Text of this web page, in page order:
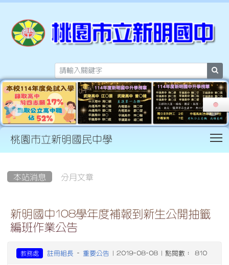
桃園市立新明國民中學
本站消息 分月文章
新明國中108學年度補報到新生公開抽籤
編班作業公告
教務處 註冊組長 - 重要公告 | 2019-08-08 | 點閱數： 810